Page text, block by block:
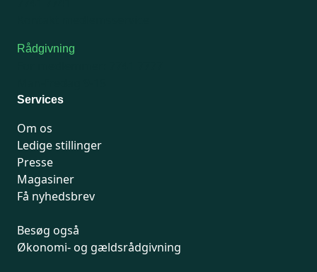
Rådgivning
Services
Om os
Ledige stillinger
Presse
Magasiner
Få nyhedsbrev
Besøg også
Økonomi- og gældsrådgivning